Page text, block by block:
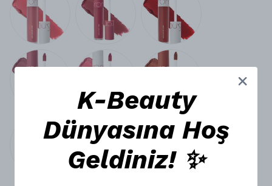
K-Beauty
Dünyasına Hoş
Geldiniz! ✨